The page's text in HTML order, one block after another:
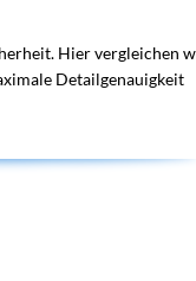
Hier vergleichen
Detailgenauigkeit